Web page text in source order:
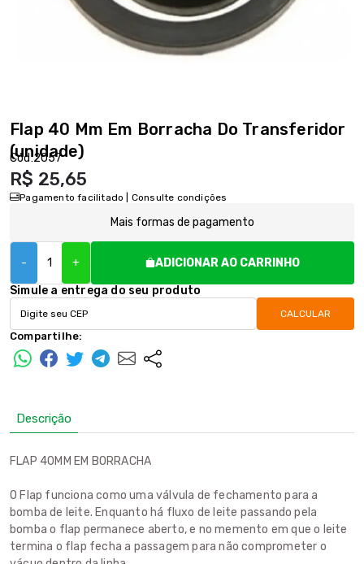
Flap 40 Mm Em Borracha Do Transferidor
(unidade)
Cód:2057
R$ 25,65
Pagamento facilitado | Consulte condições
Mais formas de pagamento
- +
ADICIONAR AO CARRINHO
Simule a entrega do seu produto
CALCULAR
Compartilhe:
Descrição
FLAP 40MM EM BORRACHA
O Flap funciona como uma válvula de fechamento para a
bomba de leite. Enquanto há fluxo de leite passando pela
bomba o flap permanece aberto, e no memento em que o leite
termina o flap fecha a passagem para não comprometer o